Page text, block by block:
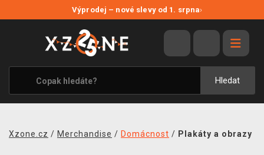
Výprodej – nové slevy od 1. srpna›
Hledat
VÝPRODEJ
VIDEOHRY
XZONE ORIGINALS
TÉMATIKY
Xzone.cz / Merchandise / Domácnost / Plakáty a obrazy